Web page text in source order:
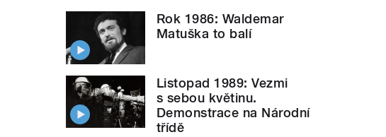
Rok 1986: Waldemar
Matuška to balí
Listopad 1989: Vezmi
s sebou květinu.
Demonstrace na Národní
třídě